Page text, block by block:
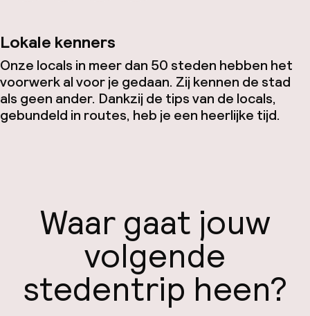
Lokale kenners
Onze locals in meer dan 50 steden hebben het
voorwerk al voor je gedaan. Zij kennen de stad
als geen ander. Dankzij de tips van de locals,
gebundeld in routes, heb je een heerlijke tijd.
Waar gaat jouw
volgende
stedentrip heen?